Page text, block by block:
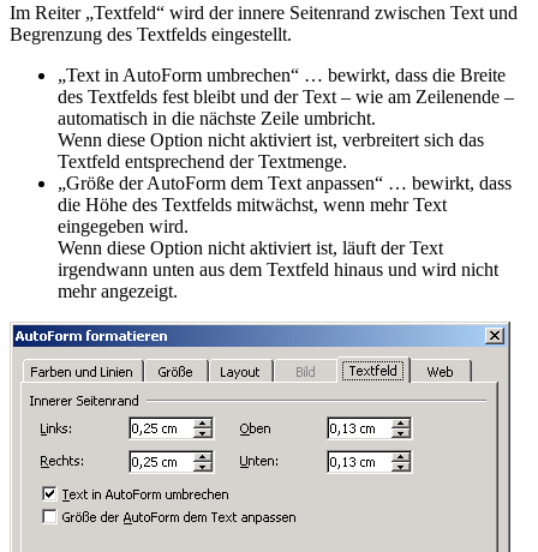
Im Reiter „Textfeld“ wird der innere Seitenrand zwischen Text und
Begrenzung des Textfelds eingestellt.
„Text in AutoForm umbrechen“ … bewirkt, dass die Breite
des Textfelds fest bleibt und der Text – wie am Zeilenende –
automatisch in die nächste Zeile umbricht.
Wenn diese Option nicht aktiviert ist, verbreitert sich das
Textfeld entsprechend der Textmenge.
„Größe der AutoForm dem Text anpassen“ … bewirkt, dass
die Höhe des Textfelds mitwächst, wenn mehr Text
eingegeben wird.
Wenn diese Option nicht aktiviert ist, läuft der Text
irgendwann unten aus dem Textfeld hinaus und wird nicht
mehr angezeigt.